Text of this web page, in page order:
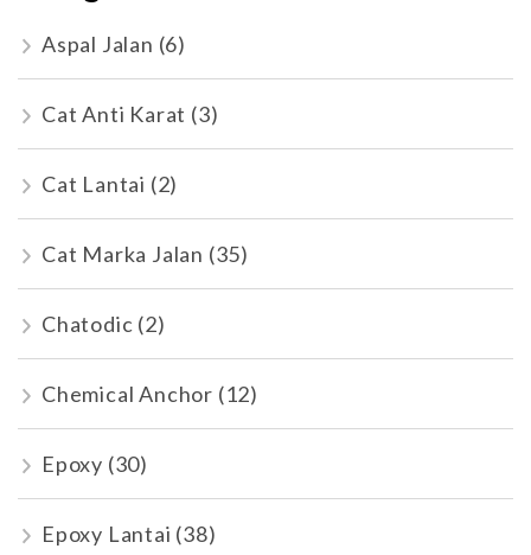
Aspal Jalan (6)
Cat Anti Karat (3)
Cat Lantai (2)
Cat Marka Jalan (35)
Chatodic (2)
Chemical Anchor (12)
Epoxy (30)
Epoxy Lantai (38)